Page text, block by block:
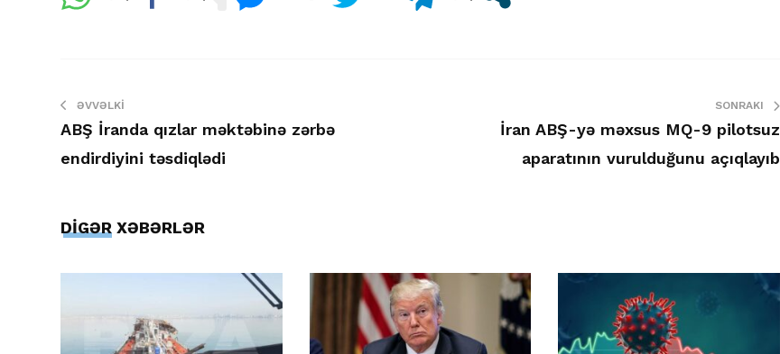
ƏVVƏLKI
ABŞ İranda qızlar məktəbinə zərbə
endirdiyini təsdiqlədi
SONRAKI
İran ABŞ-yə məxsus MQ-9 pilotsuz
aparatının vurulduğunu açıqlayıb
DİGƏR XƏBƏRLƏR